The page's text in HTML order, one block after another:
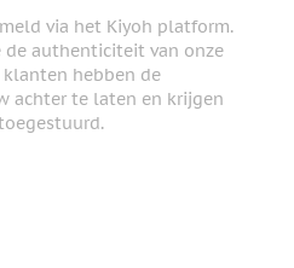
via het Kiyoh platform.
de authenticiteit van onze
klanten hebben de
achter te laten en krijgen